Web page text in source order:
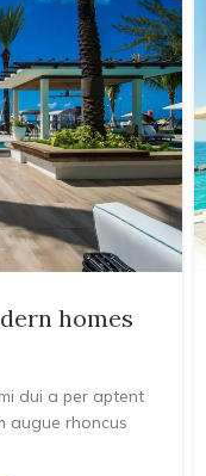
homes
dui a per aptent
augue rhoncus